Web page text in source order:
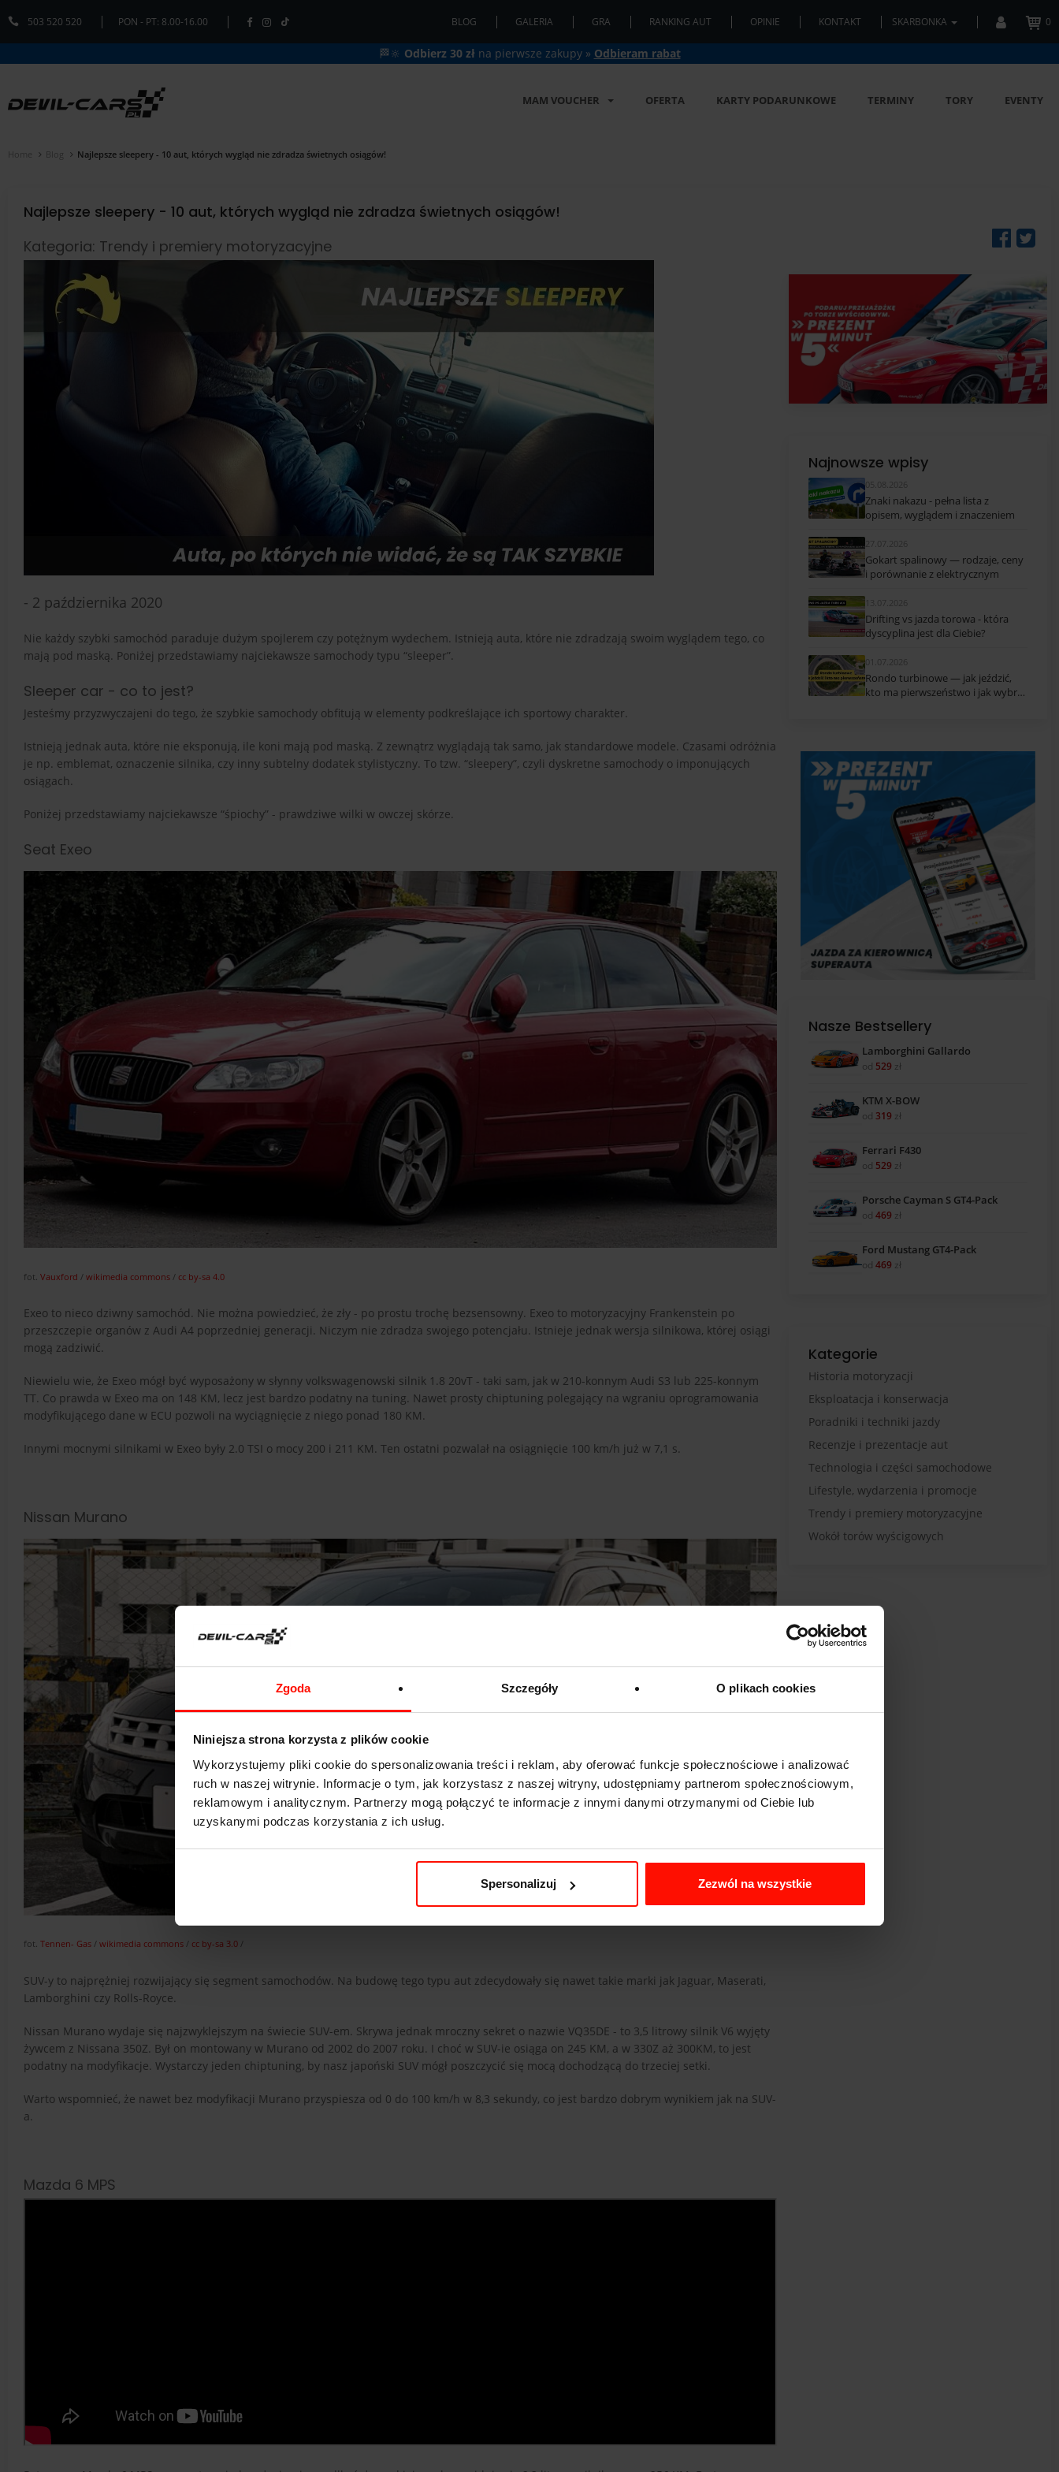
Zgoda Szczegóły O plikach cookies
Niniejsza strona korzysta z plików cookie
Wykorzystujemy pliki cookie do spersonalizowania treści i reklam, aby oferować funkcje społecznościowe i analizować
ruch w naszej witrynie. Informacje o tym, jak korzystasz z naszej witryny, udostępniamy partnerom społecznościowym,
reklamowym i analitycznym. Partnerzy mogą połączyć te informacje z innymi danymi otrzymanymi od Ciebie lub
uzyskanymi podczas korzystania z ich usług.
Spersonalizuj Zezwól na wszystkie
503 520 520 PON - PT: 8.00-16.00 BLOG GALERIA GRA RANKING AUT OPINIE KONTAKT SKARBONKA 0
🏁🔆 Odbierz 30 zł na pierwsze zakupy » Odbieram rabat
MAM VOUCHER OFERTA KARTY PODARUNKOWE TERMINY TORY EVENTY
Home Blog Najlepsze sleepery - 10 aut, których wygląd nie zdradza świetnych osiągów!
Najlepsze sleepery - 10 aut, których wygląd nie zdradza świetnych osiągów!
Kategoria: Trendy i premiery motoryzacyjne
- 2 października 2020
Nie każdy szybki samochód paraduje dużym spojlerem czy potężnym wydechem. Istnieją auta, które nie zdradzają swoim wyglądem tego, co
mają pod maską. Poniżej przedstawiamy najciekawsze samochody typu “sleeper”.
Sleeper car - co to jest?
Jesteśmy przyzwyczajeni do tego, że szybkie samochody obfitują w elementy podkreślające ich sportowy charakter.
Istnieją jednak auta, które nie eksponują, ile koni mają pod maską. Z zewnątrz wyglądają tak samo, jak standardowe modele. Czasami odróżnia
je np. emblemat, oznaczenie silnika, czy inny subtelny dodatek stylistyczny. To tzw. “sleepery”, czyli dyskretne samochody o imponujących
osiągach.
Poniżej przedstawiamy najciekawsze “śpiochy” - prawdziwe wilki w owczej skórze.
Seat Exeo
fot. Vauxford / wikimedia commons / cc by-sa 4.0
Exeo to nieco dziwny samochód. Nie można powiedzieć, że zły - po prostu trochę bezsensowny. Exeo to motoryzacyjny Frankenstein po
przeszczepie organów z Audi A4 poprzedniej generacji. Niczym nie zdradza swojego potencjału. Istnieje jednak wersja silnikowa, której osiągi
mogą zadziwić.
Niewielu wie, że Exeo mógł być wyposażony w słynny volkswagenowski silnik 1.8 20vT - taki sam, jak w 210-konnym Audi S3 lub 225-konnym
TT. Co prawda w Exeo ma on 148 KM, lecz jest bardzo podatny na tuning. Nawet prosty chiptuning polegający na wgraniu oprogramowania
modyfikującego dane w ECU pozwoli na wyciągnięcie z niego ponad 180 KM.
Innymi mocnymi silnikami w Exeo były 2.0 TSI o mocy 200 i 211 KM. Ten ostatni pozwalał na osiągnięcie 100 km/h już w 7,1 s.
Nissan Murano
fot. Tennen- Gas / wikimedia commons / cc by-sa 3.0 /
SUV-y to najprężniej rozwijający się segment samochodów. Na budowę tego typu aut zdecydowały się nawet takie marki jak Jaguar, Maserati,
Lamborghini czy Rolls-Royce.
Nissan Murano wydaje się najzwyklejszym na świecie SUV-em. Skrywa jednak mroczny sekret o nazwie VQ35DE - to 3,5 litrowy silnik V6 wyjęty
żywcem z Nissana 350Z. Był on montowany w Murano od 2002 do 2007 roku. I choć w SUV-ie osiąga on 245 KM, a w 330Z aż 300KM, to jest
podatny na modyfikacje. Wystarczy jeden chiptuning, by nasz japoński SUV mógł poszczycić się mocą dochodzącą do trzeciej setki.
Warto wspomnieć, że nawet bez modyfikacji Murano przyspiesza od 0 do 100 km/h w 8,3 sekundy, co jest bardzo dobrym wynikiem jak na SUV-
a.
Mazda 6 MPS
Najnowsze wpisy
05.08.2026
Znaki nakazu - pełna lista z
opisem, wyglądem i znaczeniem
27.07.2026
Gokart spalinowy — rodzaje, ceny
i porównanie z elektrycznym
13.07.2026
Drifting vs jazda torowa - która
dyscyplina jest dla Ciebie?
01.07.2026
Rondo turbinowe — jak jeździć,
kto ma pierwszeństwo i jak wybrać
Nasze Bestsellery
Lamborghini Gallardo
od 529 zł
KTM X-BOW
od 319 zł
Ferrari F430
od 529 zł
Porsche Cayman S GT4-Pack
od 469 zł
Ford Mustang GT4-Pack
od 469 zł
Kategorie
Historia motoryzacji
Eksploatacja i konserwacja
Poradniki i techniki jazdy
Recenzje i prezentacje aut
Technologia i części samochodowe
Lifestyle, wydarzenia i promocje
Trendy i premiery motoryzacyjne
Wokół torów wyścigowych